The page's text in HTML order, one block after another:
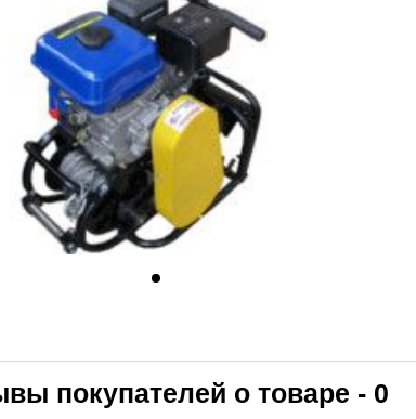
покупателей о товаре - 0